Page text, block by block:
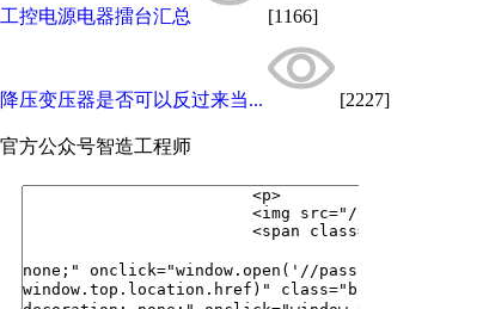
工控电源电器擂台汇总 [1166]
降压变压器是否可以反过来当... [2227]
官方公众号智造工程师